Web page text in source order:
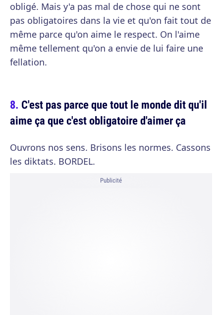
obligé. Mais y'a pas mal de chose qui ne sont
pas obligatoires dans la vie et qu'on fait tout de
même parce qu'on aime le respect. On l'aime
même tellement qu'on a envie de lui faire une
fellation.
C'est pas parce que tout le monde dit qu'il
aime ça que c'est obligatoire d'aimer ça
Ouvrons nos sens. Brisons les normes. Cassons
les diktats. BORDEL.
Publicité